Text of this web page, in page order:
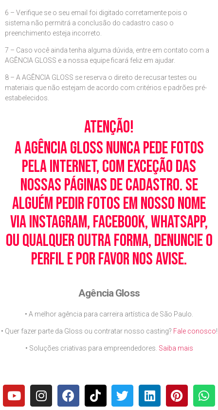
6 – Verifique se o seu email foi digitado corretamente pois o
sistema não permitrá a conclusão do cadastro caso o
preenchimento esteja incorreto.
7 – Caso você ainda tenha alguma dúvida, entre em contato com a
AGÊNCIA GLOSS e a nossa equipe ficará feliz em ajudar.
8 – A AGÊNCIA GLOSS se reserva o direito de recusar testes ou
materiais que não estejam de acordo com critérios e padrões pré-
estabelecidos.
Atenção!
A Agência Gloss nunca pede fotos
pela Internet, com exceção das
nossas páginas de cadastro. Se
alguém pedir fotos em nosso nome
via Instagram, Facebook, WhatsApp,
ou qualquer outra forma, denuncie o
perfil e por favor nos avise.
Agência Gloss
• A melhor agência para carreira artística de São Paulo.
• Quer fazer parte da Gloss ou contratar nosso casting? Fale conosco!
• Soluções criativas para empreendedores. Saiba mais